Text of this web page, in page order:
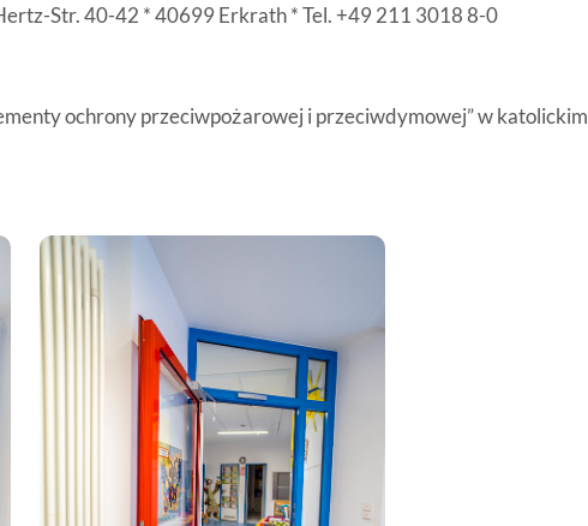
Str. 40-42 * 40699 Erkrath * Tel. +49 211 3018 8-0
ochrony przeciwpożarowej i przeciwdymowej” w katolickim